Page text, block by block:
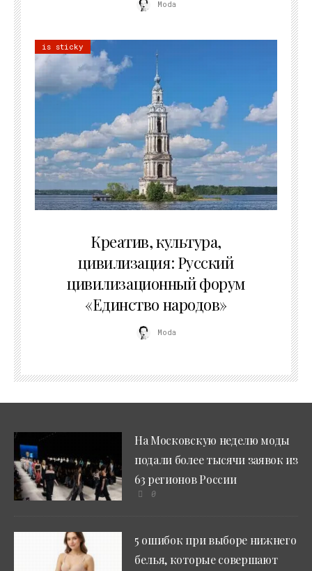
Moda
is sticky
Креатив, культура,
цивилизация: Русский
цивилизационный форум
«Единство народов»
Moda
На Московскую неделю моды
подали более тысячи заявок из
63 регионов России
0
5 ошибок при выборе нижнего
белья, которые совершают